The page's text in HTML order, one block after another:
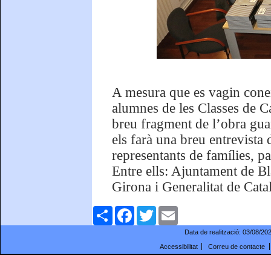
A mesura que es vagin
alumnes de les Classes de
breu fragment de l’obra
els farà una breu entrevista
representants de famílies,
Entre ells: Ajuntament de
Girona i Generalitat de
ComparteixFacebookTwitter
Data de realització: 03/08/
Accessibilitat
Correu de contacte